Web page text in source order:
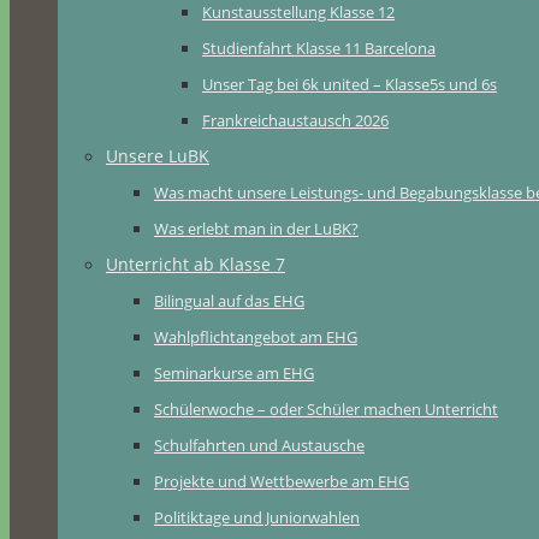
Kunstausstellung Klasse 12
Studienfahrt Klasse 11 Barcelona
Unser Tag bei 6k united – Klasse5s und 6s
Frankreichaustausch 2026
Unsere LuBK
Was macht unsere Leistungs- und Begabungsklasse
Was erlebt man in der LuBK?
Unterricht ab Klasse 7
Bilingual auf das EHG
Wahlpflichtangebot am EHG
Seminarkurse am EHG
Schülerwoche – oder Schüler machen Unterricht
Schulfahrten und Austausche
Projekte und Wettbewerbe am EHG
Politiktage und Juniorwahlen